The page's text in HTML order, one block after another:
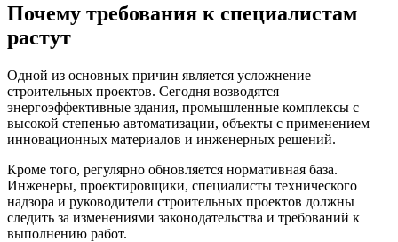
Почему требования к специалистам
растут
Одной из основных причин является усложнение
строительных проектов. Сегодня возводятся
энергоэффективные здания, промышленные комплексы с
высокой степенью автоматизации, объекты с применением
инновационных материалов и инженерных решений.
Кроме того, регулярно обновляется нормативная база.
Инженеры, проектировщики, специалисты технического
надзора и руководители строительных проектов должны
следить за изменениями законодательства и требований к
выполнению работ.